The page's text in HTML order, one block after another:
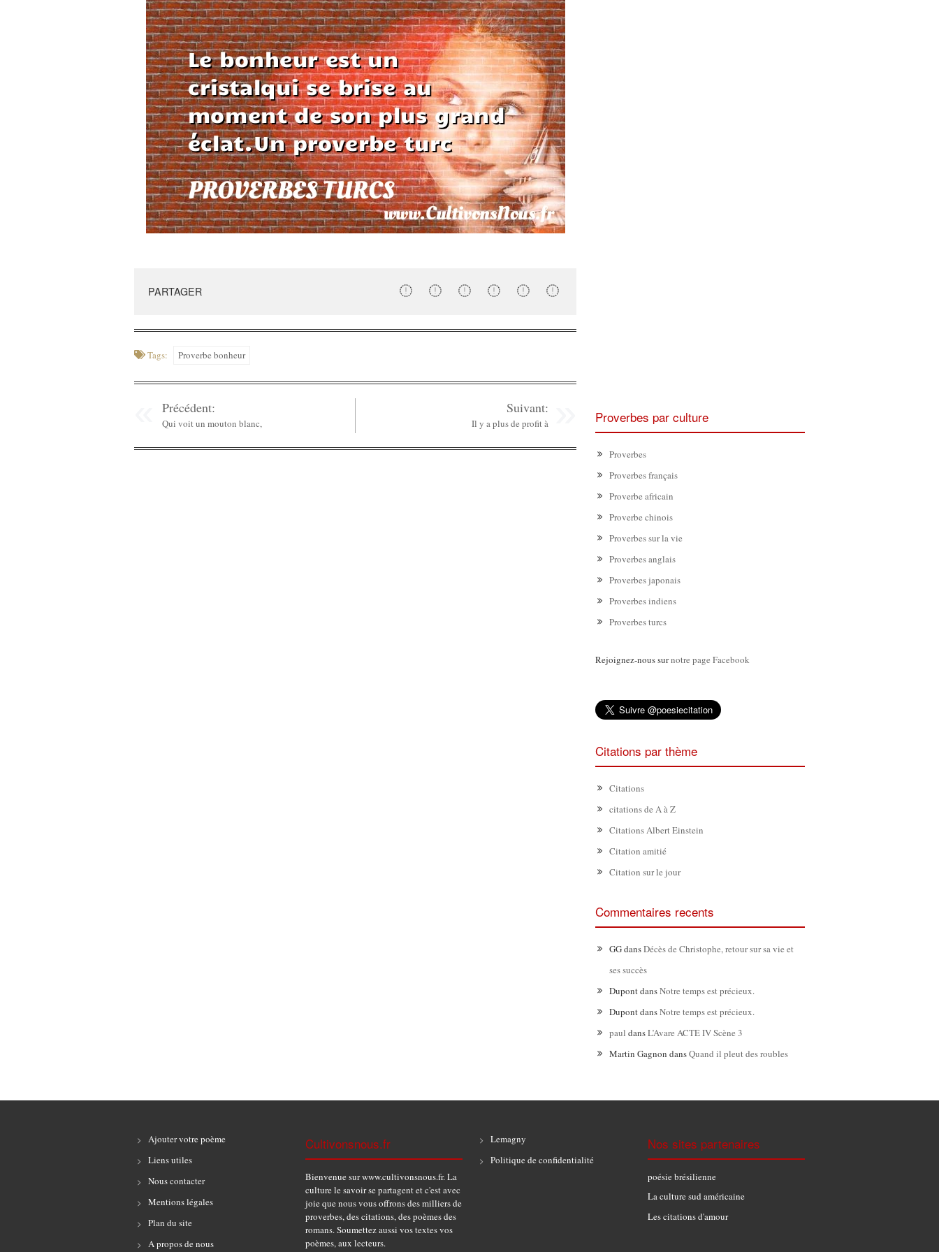
PARTAGER
Tags: Proverbe bonheur
Précédent:
Qui voit un mouton blanc,
Suivant:
Il y a plus de profit à Proverbes par culture
Proverbes
Proverbes français
Proverbe africain
Proverbe chinois
Proverbes sur la vie
Proverbes anglais
Proverbes japonais
Proverbes indiens
Proverbes turcs
Rejoignez-nous surnotre page Facebook
Citations par thème
Citations
citations de A à Z
Citations Albert Einstein
Citation amitié
Citation sur le jour
Commentaires recents
GGdansDécès de Christophe, retour sur sa vie et
ses succès
DupontdansNotre temps est précieux.
DupontdansNotre temps est précieux.
paul dansL’Avare ACTE IV Scène 3
Martin Gagnon dansQuand il pleut des roubles
Ajouter votre poème
Liens utiles
Nous contacter
Mentions légales
Plan du site
A propos de nous
Cultivonsnous.fr
Bienvenue sur www.cultivonsnous.fr. La
culture le savoir se partagent et c'est avec
joie que nous vous offrons des milliers de
proverbes, des citations, des poèmes des
romans. Soumettez aussi vos textes vos
poèmes, aux lecteurs.
Lemagny
Politique de confidentialité
Nos sites partenaires
poésie brésilienne
La culture sud américaine
Les citations d'amour